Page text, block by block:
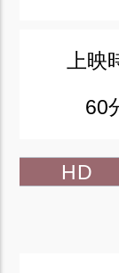
上映
60
HD